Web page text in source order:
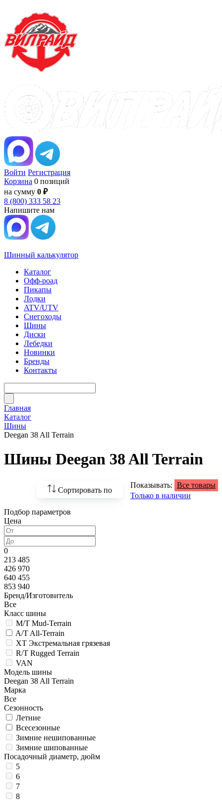
Войти Регистрация
Корзина 0 позиций
на сумму 0 ₽
8 (800) 333 58 23
Напишите нам
Шинный калькулятор
Каталог
Офф-роад
Пикапы
Лодки
ATV/UTV
Снегоходы
Шины
Диски
Лебедки
Новинки
Бренды
Контакты
Главная
Каталог
Шины
Deegan 38 All Terrain
Шины Deegan 38 All Terrain
Сортировать по
По возрастанию
По популярности
Показывать: Все товары
Только в наличии
Подбор параметров
Цена
0
213 485
426 970
640 455
853 940
Бренд/Изготовитель
Все
Класс шины
M/T Mud-Terrain
A/T All-Terrain
XT Экстремальная грязевая
R/T Rugged Terrain
VAN
Модель шины
Deegan 38 All Terrain
Марка
Все
Сезонность
Летние
Всесезонные
Зимние нешипованные
Зимние шипованные
Посадочный диаметр, дюйм
5
6
7
8